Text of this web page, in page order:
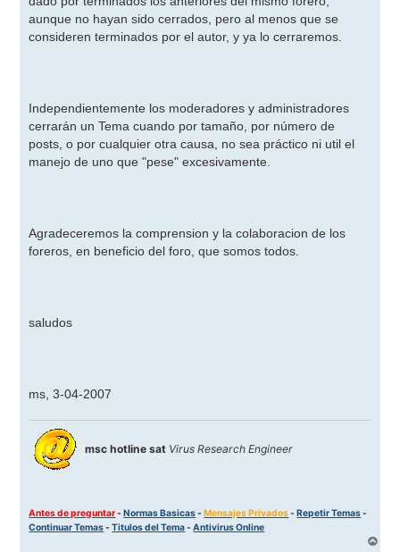
aunque no hayan sido cerrados, pero al menos que se
consideren terminados por el autor, y ya lo cerraremos.
Independientemente los moderadores y administradores
cerrarán un Tema cuando por tamaño, por número de
posts, o por cualquier otra causa, no sea práctico ni util el
manejo de uno que "pese" excesivamente.
Agradeceremos la comprension y la colaboracion de los
foreros, en beneficio del foro, que somos todos.
saludos
ms, 3-04-2007
msc hotline sat Virus Research Engineer
Antes de preguntar-Normas Basicas-Mensajes Privados-Repetir Temas-
Continuar Temas-Titulos del Tema-Antivirus Online